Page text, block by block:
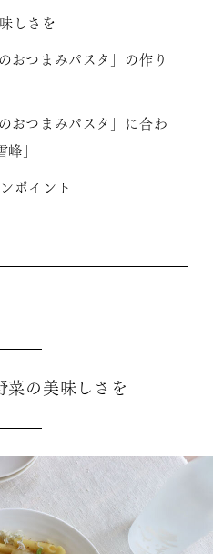
しさを
おつまみパスタ」の作り
おつまみパスタ」に合わ
」
ポイント
菜の美味しさを